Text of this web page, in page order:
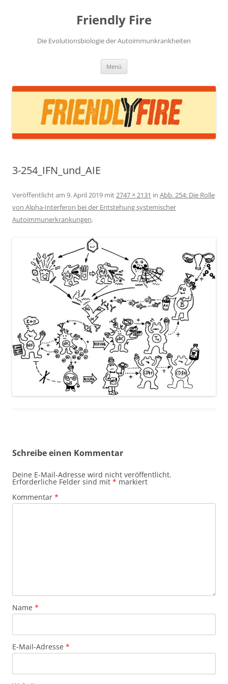
Friendly Fire
Die Evolutionsbiologie der Autoimmunkrankheiten
Menü
3-254_IFN_und_AIE
Veröffentlicht am 9. April 2019 mit2747 × 2131 in Abb. 254: Die Rolle
von Alpha-Interferon bei der Entstehung systemischer
Autoimmunerkrankungen.
Schreibe einen Kommentar
Deine E-Mail-Adresse wird nicht veröffentlicht.
Erforderliche Felder sind mit * markiert
Kommentar *
Name *
E-Mail-Adresse *